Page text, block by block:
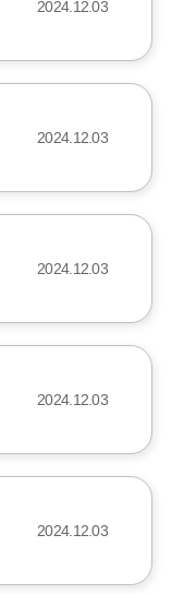
2024.12.03
2024.12.03
2024.12.03
2024.12.03
2024.12.03